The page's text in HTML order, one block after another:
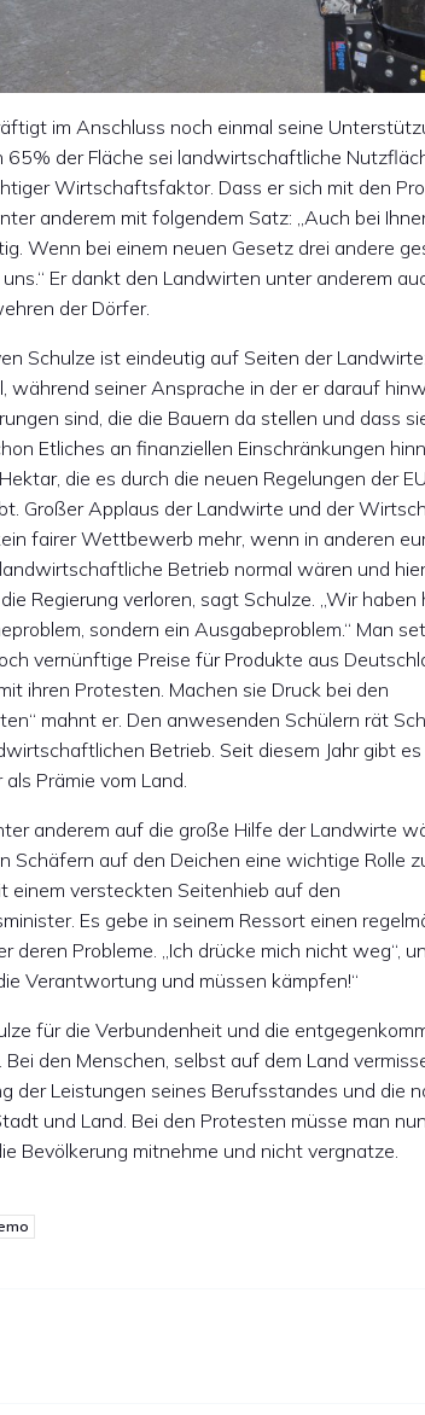
im Anschluss noch einmal seine
65% der Fläche sei landwirtschaftliche
Wirtschaftsfaktor. Dass er sich mit den
anderem mit folgendem Satz: „Auch bei
Wenn bei einem neuen Gesetz drei andere
Er dankt den Landwirten unter anderem
der Dörfer.
Schulze ist eindeutig auf Seiten der
während seiner Ansprache in der er darauf
sind, die die Bauern da stellen und dass
Etliches an finanziellen Einschränkungen
die es durch die neuen Regelungen der
Großer Applaus der Landwirte und der
fairer Wettbewerb mehr, wenn in anderen
Betrieb normal wären und
Regierung verloren, sagt Schulze. „Wir haben
sondern ein Ausgabeproblem.“ Man
vernünftige Preise für Produkte aus
ihren Protesten. Machen sie Druck bei den
mahnt er. Den anwesenden Schülern rät
Betrieb. Seit diesem Jahr gibt
Prämie vom Land.
anderem auf die große Hilfe der Landwirte
Schäfern auf den Deichen eine wichtige Rolle
einem versteckten Seitenhieb auf den
Es gebe in seinem Ressort einen
deren Probleme. „Ich drücke mich nicht weg“,
Verantwortung und müssen kämpfen!“
für die Verbundenheit und die
den Menschen, selbst auf dem Land
der Leistungen seines Berufsstandes und die
und Land. Bei den Protesten müsse man
Bevölkerung mitnehme und nicht vergnatze.